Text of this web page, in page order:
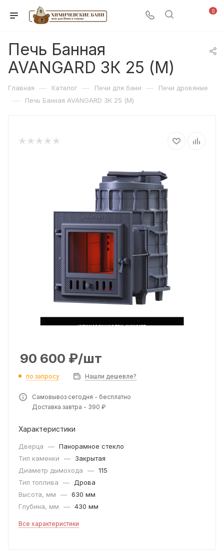
0
Печь Банная
AVANGARD ЗК 25 (М)
Главная — Каталог — Печи для бани — Печи дровяные
— Печь Банная AVANGARD ЗК 25 (М)
90 600 ₽/шт
по запросу Нашли дешевле?
Самовывоз сегодня - бесплатно
Доставка завтра - 390 ₽
Характеристики
Дверца — Панорамное стекло
Тип каменки
—
Закрытая
Диаметр дымохода
— 115
Тип топлива
—
Дрова
Высота, мм
— 630 мм
Глубина, мм
— 430 мм
Все характеристики